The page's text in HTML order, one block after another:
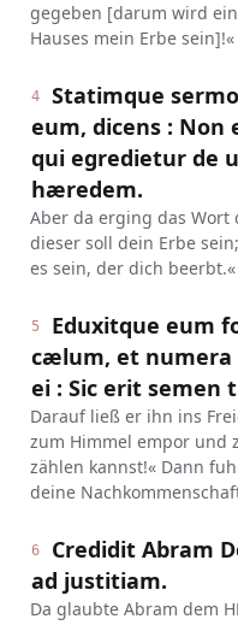
gegeben [darum wird
Hauses mein Erbe sein]!«
4
Statimque
eum, dicens :
qui egredietur de
hæredem.
Aber da erging das Wort
dieser soll dein Erbe
es sein, der dich beerbt.«
5
Eduxitque eum
cælum, et numera
ei : Sic erit semen
Darauf ließ er ihn ins
zum Himmel empor und
zählen kannst!« Dann
deine
6
Credidit Abram
ad justitiam.
Da glaubte Abram dem